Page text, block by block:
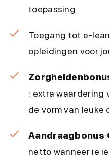
toepassing
Toegang tot e-
opleidingen voor
: extra waardering
de vorm van leuke
Aandraagbonus:
netto wanneer je